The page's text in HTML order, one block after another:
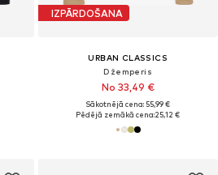
IZPĀRDOŠANA
URBAN CLASSICS
Džemperis
No 33,49 €
Sākotnējā cena: 55,99 €
Pēdējā zemākā cena:25,12 €